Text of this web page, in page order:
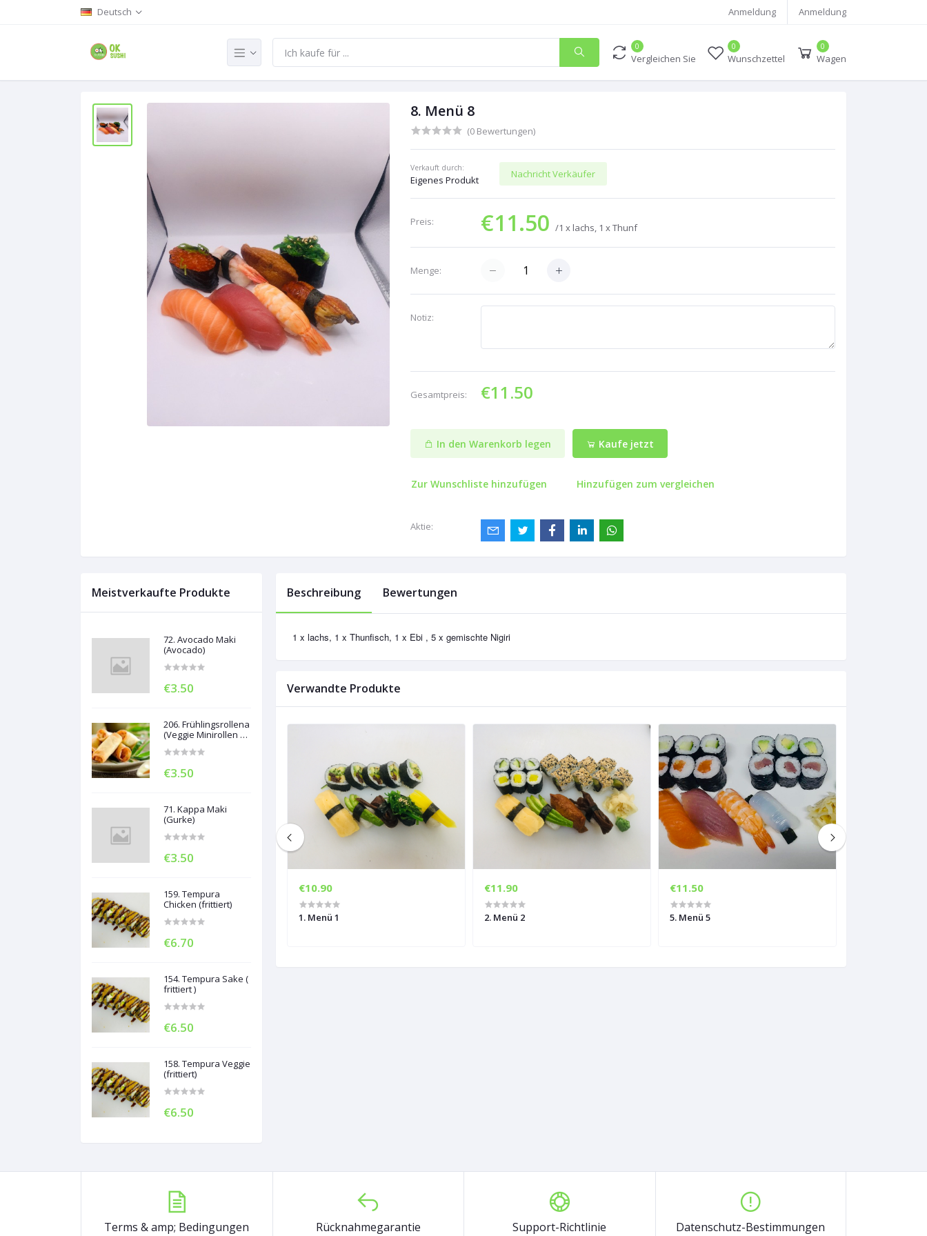
Deutsch Anmeldung Anmeldung
0
Vergleichen Sie
0
Wunschzettel
0
Wagen
8. Menü 8
(0 Bewertungen)
Verkauft durch:
Eigenes Produkt
Nachricht Verkäufer
Preis: €11.50/1 x lachs, 1 x Thunf
Menge:
Notiz:
Gesamtpreis: €11.50
In den Warenkorb legen Kaufe jetzt
Zur Wunschliste hinzufügen Hinzufügen zum vergleichen
Aktie:
Meistverkaufte Produkte
72. Avocado Maki
(Avocado)
€3.50
206. Frühlingsrollena
(Veggie Minirollen 5
€3.50
71. Kappa Maki
(Gurke)
€3.50
159. Tempura
Chicken (frittiert)
€6.70
154. Tempura Sake (
frittiert )
€6.50
158. Tempura Veggie
(frittiert)
€6.50
Beschreibung Bewertungen
1 x lachs, 1 x Thunfisch, 1 x Ebi , 5 x gemischte Nigiri
Verwandte Produkte
22. Party 2
€10.90
1. Menü 1
€11.90
2. Menü 2
€11.50
5. Menü 5
Terms & amp; Bedingungen Rücknahmegarantie Support-Richtlinie Datenschutz-Bestimmungen